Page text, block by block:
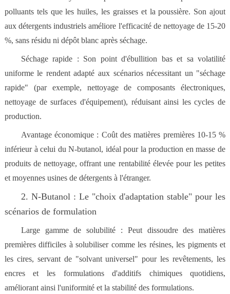
polluants tels que les huiles, les graisses et la poussière. Son ajout
aux détergents industriels améliore l'efficacité de nettoyage de 15-20
%, sans résidu ni dépôt blanc après séchage.
Séchage rapide : Son point d'ébullition bas et sa volatilité
uniforme le rendent adapté aux scénarios nécessitant un "séchage
rapide" (par exemple, nettoyage de composants électroniques,
nettoyage de surfaces d'équipement), réduisant ainsi les cycles de
production.
Avantage économique : Coût des matières premières 10-15 %
inférieur à celui du N-butanol, idéal pour la production en masse de
produits de nettoyage, offrant une rentabilité élevée pour les petites
et moyennes usines de détergents à l'étranger.
2. N-Butanol : Le "choix d'adaptation stable" pour les
scénarios de formulation
Large gamme de solubilité : Peut dissoudre des matières
premières difficiles à solubiliser comme les résines, les pigments et
les cires, servant de "solvant universel" pour les revêtements, les
encres et les formulations d'additifs chimiques quotidiens,
améliorant ainsi l'uniformité et la stabilité des formulations.